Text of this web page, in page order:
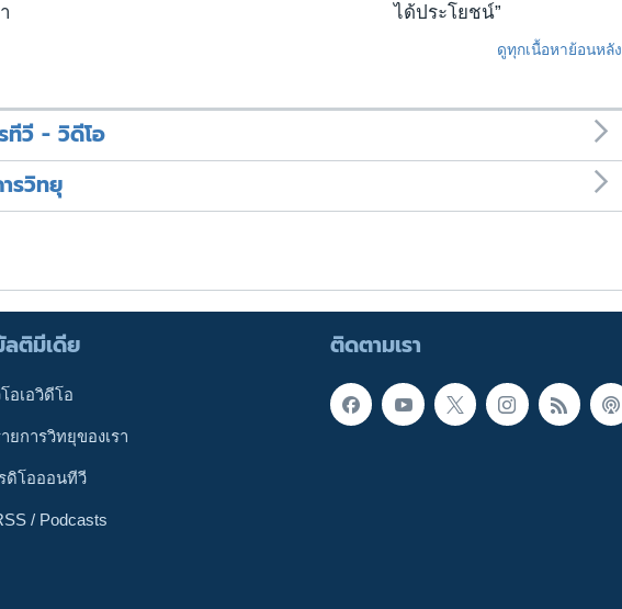
ได้ประโยชน์”
ดูทุกเนื้อหาย้อนหลัง
ทีวี - วิดีโอ
รวิทยุ
ติดตามเรา
ลติมีเดีย
อเอวิดีโอ
ยการวิทยุของเรา
รดิโอออนทีวี
/ Podcasts